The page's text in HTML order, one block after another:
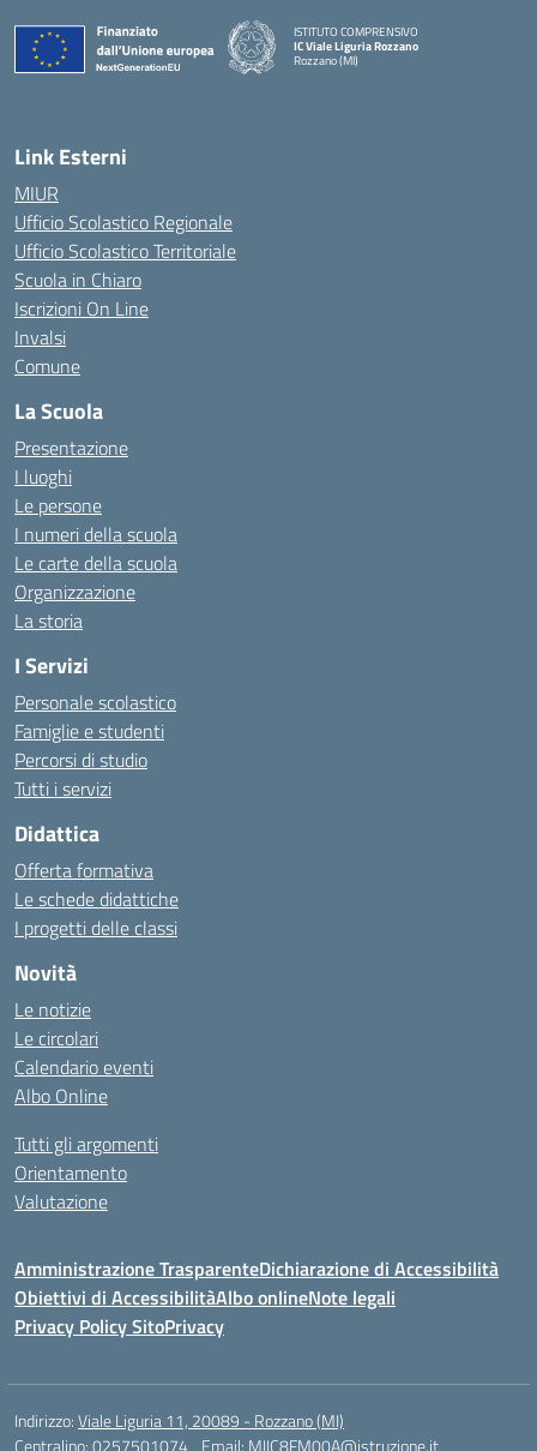
ISTITUTO COMPRENSIVO
IC Viale Liguria Rozzano
Rozzano (MI)
Link Esterni
MIUR
Ufficio Scolastico Regionale
Ufficio Scolastico Territoriale
Scuola in Chiaro
Iscrizioni On Line
Invalsi
Comune
La Scuola
Presentazione
I luoghi
Le persone
I numeri della scuola
Le carte della scuola
Organizzazione
La storia
I Servizi
Personale scolastico
Famiglie e studenti
Percorsi di studio
Tutti i servizi
Didattica
Offerta formativa
Le schede didattiche
I progetti delle classi
Novità
Le notizie
Le circolari
Calendario eventi
Albo Online
Tutti gli argomenti
Orientamento
Valutazione
Amministrazione TrasparenteDichiarazione di Accessibilità
Obiettivi di AccessibilitàAlbo onlineNote legali
Privacy Policy SitoPrivacy
Indirizzo:Viale Liguria 11, 20089 - Rozzano (MI)
Centralino:0257501074 Email: MIIC8FM00A@istruzione.it